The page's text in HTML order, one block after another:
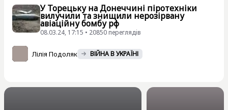
У Торецьку на Донеччині піротехніки
вилучили та знищили нерозірвану
авіаційну бомбу рф
08.03.24, 17:15 • 20850 переглядiв
Лілія Подоляк ВІЙНА В УКРАЇНІ